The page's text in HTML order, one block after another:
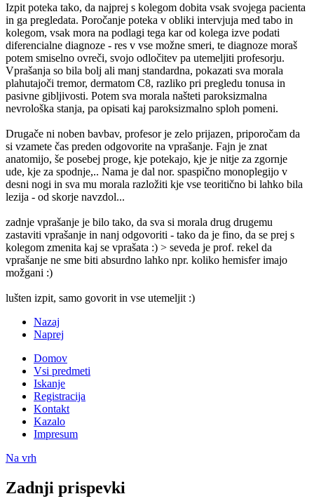
Izpit poteka tako, da najprej s kolegom dobita vsak svojega pacienta
in ga pregledata. Poročanje poteka v obliki intervjuja med tabo in
kolegom, vsak mora na podlagi tega kar od kolega izve podati
diferencialne diagnoze - res v vse možne smeri, te diagnoze moraš
potem smiselno ovreči, svojo odločitev pa utemeljiti profesorju.
Vprašanja so bila bolj ali manj standardna, pokazati sva morala
plahutajoči tremor, dermatom C8, razliko pri pregledu tonusa in
pasivne gibljivosti. Potem sva morala našteti paroksizmalna
nevrološka stanja, pa opisati kaj paroksizmalno sploh pomeni.
Drugače ni noben bavbav, profesor je zelo prijazen, priporočam da
si vzamete čas preden odgovorite na vprašanje. Fajn je znat
anatomijo, še posebej proge, kje potekajo, kje je nitje za zgornje
ude, kje za spodnje,.. Nama je dal nor. spaspično monoplegijo v
desni nogi in sva mu morala razložiti kje vse teoritično bi lahko bila
lezija - od skorje navzdol...
zadnje vprašanje je bilo tako, da sva si morala drug drugemu
zastaviti vprašanje in nanj odgovoriti - tako da je fino, da se prej s
kolegom zmenita kaj se vprašata :) > seveda je prof. rekel da
vprašanje ne sme biti absurdno lahko npr. koliko hemisfer imajo
možgani :)
lušten izpit, samo govorit in vse utemeljit :)
Nazaj
Naprej
Domov
Vsi predmeti
Iskanje
Registracija
Kontakt
Kazalo
Impresum
Na vrh
Zadnji prispevki